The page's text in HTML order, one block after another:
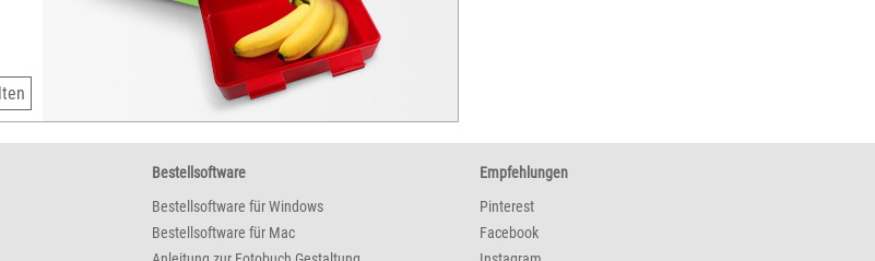
Bestellsoftware
Bestellsoftware für Windows
Bestellsoftware für Mac
Empfehlungen
Pinterest
Facebook